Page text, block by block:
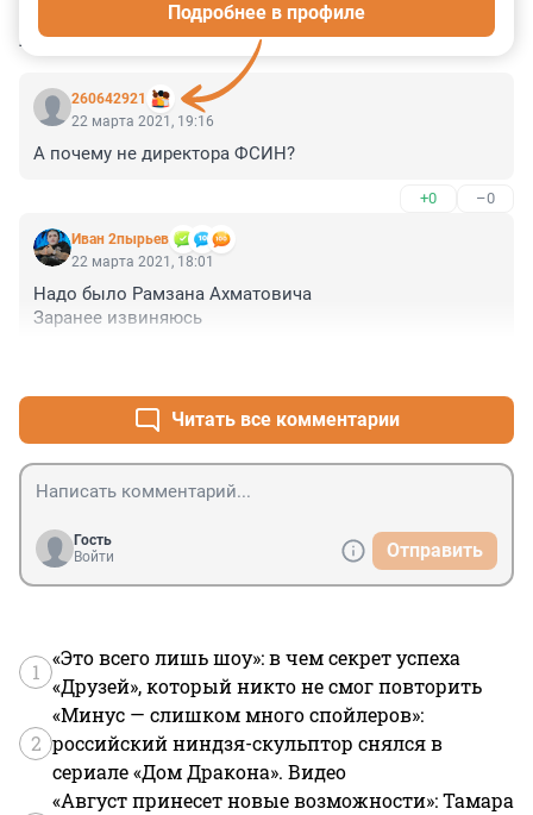
КОММЕНТАРИИ 4
260642921
Подробнее в профиле
22 марта 2021, 19:16
А почему не директора ФСИН?
+0 –0
Иван 2пырьев
22 марта 2021, 18:01
Надо было Рамзана Ахматовича
Заранее извиняюсь
Читать все комментарии
Гость
Войти
Отправить
1
«Это всего лишь шоу»: в чем секрет успеха
«Друзей», который никто не смог повторить
2
«Минус — слишком много спойлеров»:
российский ниндзя-скульптор снялся в
сериале «Дом Дракона». Видео
«Август принесет новые возможности»: Тамара